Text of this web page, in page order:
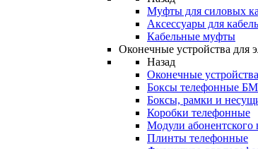
Муфты для силовых
Аксессуары для
Кабельные муфты
Оконечные устройства для
Назад
Оконечные
Боксы телефонные
Боксы, рамки и
Коробки телефонные
Модули абонентского
Плинты телефонные